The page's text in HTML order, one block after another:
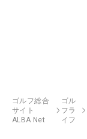
ゴルフ総合
サイト
ALBA Net
ゴル
フラ
イフ